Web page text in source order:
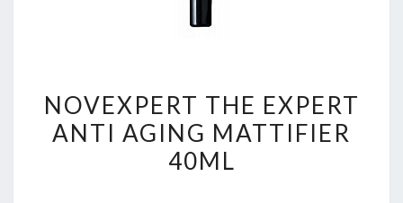
THE
EXPERT
ANTI
NOVEXPERT THE EXPERT
ANTI AGING MATTIFIER
40ML